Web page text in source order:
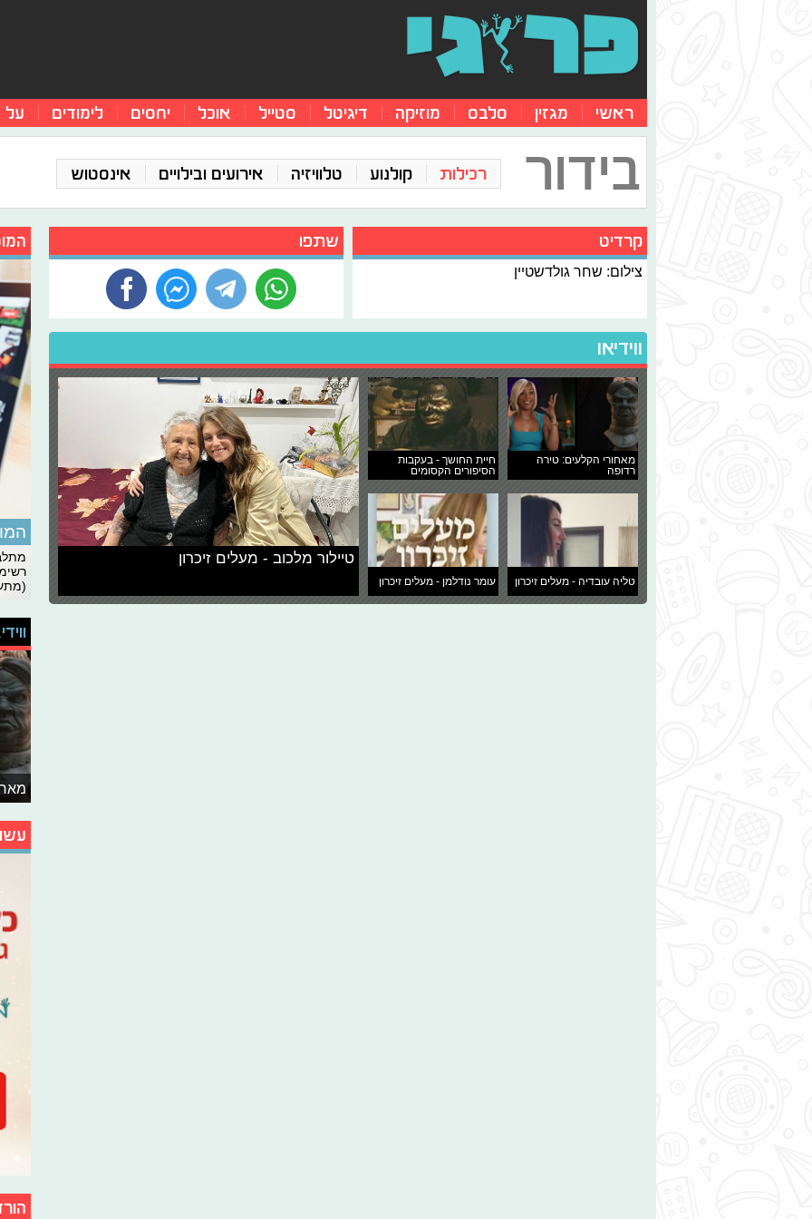
ראשי מגזין סלבס מוזיקה דיגיטל סטייל אוכל יחסים לימודים על
בידור רכילות קולנוע טלוויזיה אירועים ובילויים אינסטוש
קרדיט
צילום: שחר גולדשטיין
שתפו
ווידיאו
מאחורי הקלעים: טירה
רדופה
חיית החושך - בעקבות
הסיפורים הקסומים
טליה עובדיה - מעלים זיכרון עומר נודלמן - מעלים זיכרון
טיילור מלכוב - מעלים זיכרון